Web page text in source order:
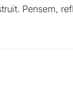
Pensem,